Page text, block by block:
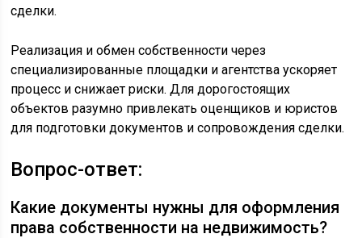
сделки.
Реализация и обмен собственности через
специализированные площадки и агентства ускоряет
процесс и снижает риски. Для дорогостоящих
объектов разумно привлекать оценщиков и юристов
для подготовки документов и сопровождения сделки.
Вопрос-ответ:
Какие документы нужны для оформления
права собственности на недвижимость?